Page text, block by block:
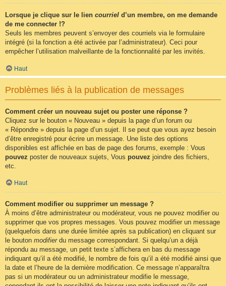
Lorsque je clique sur le lien courriel d’un membre, on me demande
de me connecter !?
Seuls les membres peuvent s’envoyer des courriels via le formulaire
intégré (si la fonction a été activée par l’administrateur). Ceci pour
empêcher l’utilisation malveillante de la fonctionnalité par les invités.
Haut
Problèmes liés à la publication de messages
Comment créer un nouveau sujet ou poster une réponse ?
Cliquez sur le bouton « Nouveau » depuis la page d’un forum ou
« Répondre » depuis la page d’un sujet. Il se peut que vous ayez besoin
d’être enregistré pour écrire un message. Une liste des options
disponibles est affichée en bas de page des forums, exemple : Vous
pouvez poster de nouveaux sujets, Vous pouvez joindre des fichiers,
etc.
Haut
Comment modifier ou supprimer un message ?
À moins d’être administrateur ou modérateur, vous ne pouvez modifier ou
supprimer que vos propres messages. Vous pouvez modifier un message
(quelquefois dans une durée limitée après sa publication) en cliquant sur
le bouton modifierdu message correspondant. Si quelqu’un a déjà
répondu au message, un petit texte s’affichera en bas du message
indiquant qu’il a été modifié, le nombre de fois qu’il a été modifié ainsi que
la date et l’heure de la dernière modification. Ce message n’apparaîtra
pas si un modérateur ou un administrateur modifie le message,